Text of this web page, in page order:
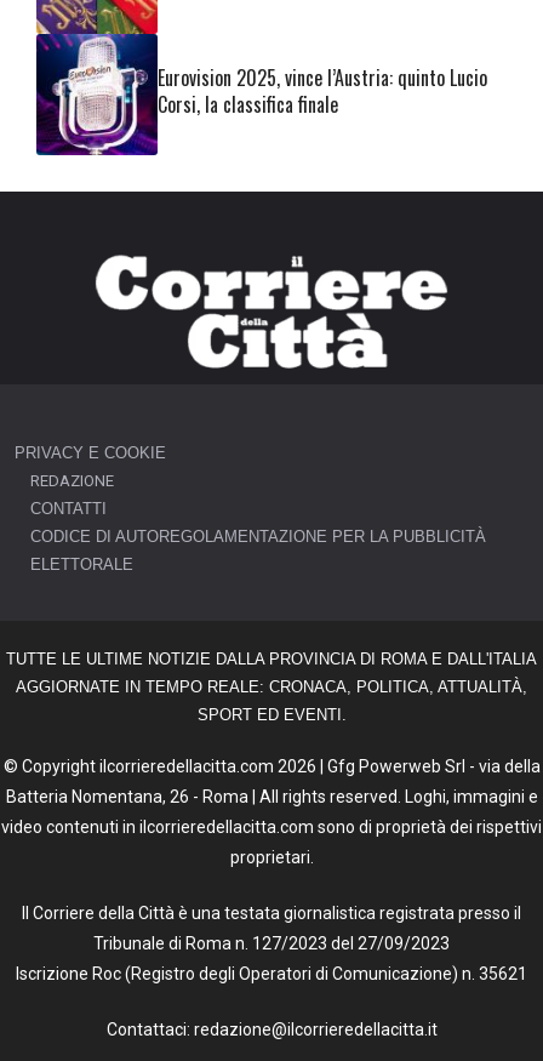
Eurovision 2025, vince l’Austria: quinto Lucio
Corsi, la classifica finale
PRIVACY E COOKIE
REDAZIONE
CONTATTI
CODICE DI AUTOREGOLAMENTAZIONE PER LA PUBBLICITÀ
ELETTORALE
TUTTE LE ULTIME NOTIZIE DALLA PROVINCIA DI ROMA E DALL'ITALIA
AGGIORNATE IN TEMPO REALE: CRONACA, POLITICA, ATTUALITÀ,
SPORT ED EVENTI.
© Copyright ilcorrieredellacitta.com 2026 | Gfg Powerweb Srl - via della
Batteria Nomentana, 26 - Roma | All rights reserved. Loghi, immagini e
video contenuti in ilcorrieredellacitta.com sono di proprietà dei rispettivi
proprietari.
Il Corriere della Città è una testata giornalistica registrata presso il
Tribunale di Roma n. 127/2023 del 27/09/2023
Iscrizione Roc (Registro degli Operatori di Comunicazione) n. 35621
Contattaci: redazione@ilcorrieredellacitta.it